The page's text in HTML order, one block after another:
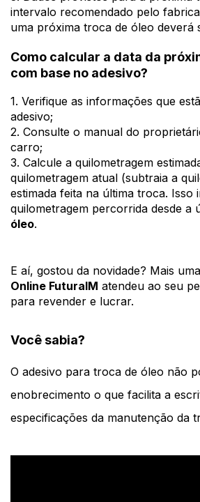
intervalo recomendado pelo
uma próxima troca de óleo deverá
Como calcular a data da
com base no adesivo?
1. Verifique as informações que
adesivo;
2. Consulte o manual do
carro;
3. Calcule a quilometragem
quilometragem atual (subtraia a
estimada feita na última troca. Isso
quilometragem percorrida desde a
óleo.
E aí, gostou da novidade? Mais
Online FuturaIM atendeu ao seu
para revender e lucrar.
Você sabia?
O adesivo para troca de óleo não
enobrecimento o que facilita a
especificações da manutenção da